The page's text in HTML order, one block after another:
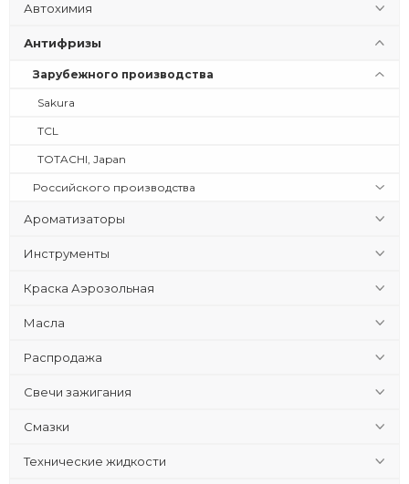
Автохимия
Антифризы
Зарубежного производства
Sakura
TCL
TOTACHI, Japan
Российского производства
Ароматизаторы
Инструменты
Краска Аэрозольная
Масла
Распродажа
Свечи зажигания
Смазки
Технические жидкости